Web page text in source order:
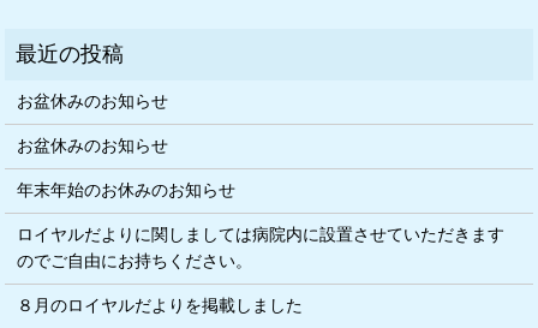
お盆休みのお知らせ
お盆休みのお知らせ
年末年始のお休みのお知らせ
ロイヤルだよりに関しましては病院内に設置させていただきます
のでご自由にお持ちください。
８月のロイヤルだよりを掲載しました